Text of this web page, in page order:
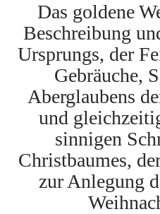
Das goldene
Beschreibung
Ursprungs, der
Gebräuche,
Aberglaubens
und
sinnigen
Christbaumes,
zur Anlegung